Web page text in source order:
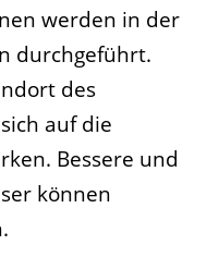
werden in der
durchgeführt.
des
auf die
Bessere und
können